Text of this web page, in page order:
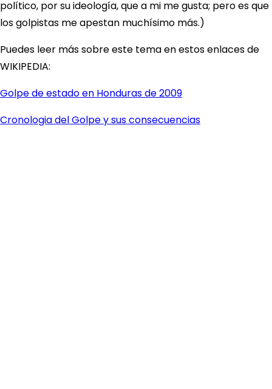
político, por su ideología, que a mi me gusta; pero es que
los golpistas me apestan muchísimo más.)
Puedes leer más sobre este tema en estos enlaces de
WIKIPEDIA:
Golpe de estado en Honduras de 2009
Cronologia del Golpe y sus consecuencias